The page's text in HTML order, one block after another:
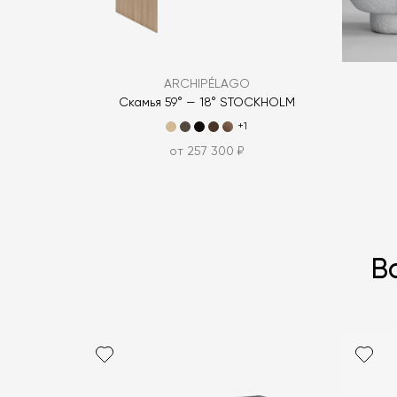
ARCHIPÉLAGO
Скамья 59° — 18° STOCKHOLM
+1
от 257 300 ₽